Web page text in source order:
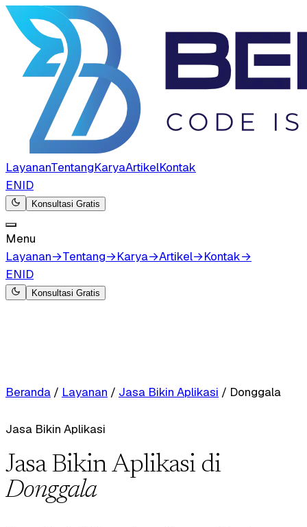
LayananTentangKaryaArtikelKontak
ENID
Konsultasi Gratis
Menu
Layanan→Tentang→Karya→Artikel→Kontak→
ENID
Konsultasi Gratis
Beranda / Layanan / Jasa Bikin Aplikasi / Donggala
Jasa Bikin Aplikasi
Jasa Bikin Aplikasi di
Donggala